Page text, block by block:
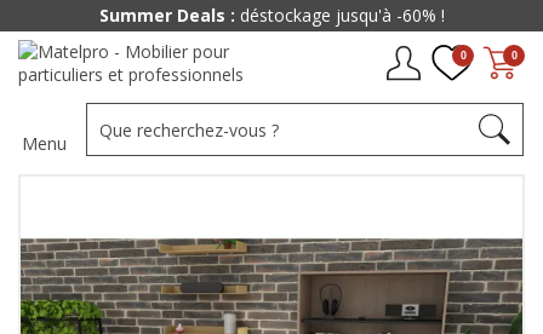
0
0
Menu
Summer Deals : déstockage jusqu'à -60% !